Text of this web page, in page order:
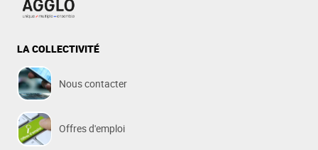
LA COLLECTIVITÉ
Nous contacter
Offres d'emploi